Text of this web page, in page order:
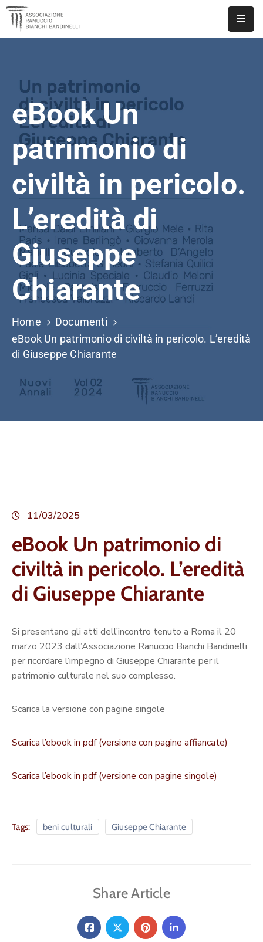
NOTIZIE
DOCUMENTI
EVENTI
PUBBLICAZIONI
CONTATTI
eBook Un
patrimonio di
civiltà in pericolo.
L’eredità di
Giuseppe
Chiarante
Home
Documenti
eBook Un patrimonio di civiltà in pericolo. L’eredità
di Giuseppe Chiarante
11/03/2025
eBook Un patrimonio di
civiltà in pericolo. L’eredità
di Giuseppe Chiarante
Si presentano gli atti dell’incontro tenuto a Roma il 20
marzo 2023 dall’Associazione Ranuccio Bianchi Bandinelli
per ricordare l’impegno di Giuseppe Chiarante per il
patrimonio culturale nel suo complesso.
Scarica la versione con pagine singole
Scarica l’ebook in pdf (versione con pagine affiancate)
Scarica l’ebook in pdf (versione con pagine singole)
Tags: beni culturali Giuseppe Chiarante
Share Article